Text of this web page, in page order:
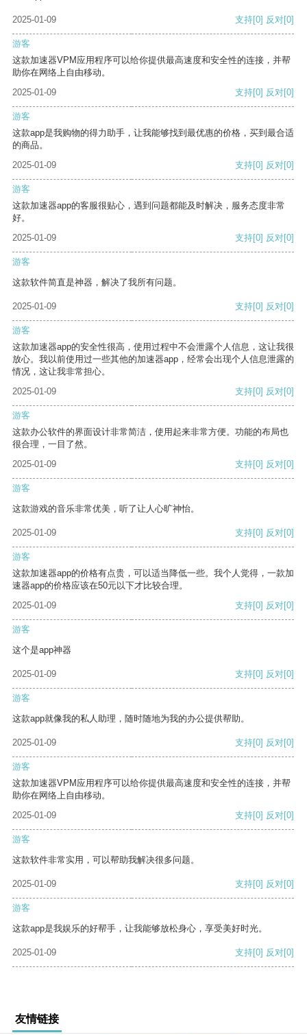
2025-01-09 支持[0] 反对[0]
游客
这款加速器VPM应用程序可以给你提供最高速度和安全性的连接，并帮
助你在网络上自由移动。
2025-01-09
支持[0] 反对[0]
游客
这款app是我购物的得力助手，让我能够找到最优惠的价格，买到最合适
的商品。
2025-01-09
支持[0] 反对[0]
游客
这款加速器app的客服很贴心，遇到问题都能及时解决，服务态度非常
好。
2025-01-09
支持[0] 反对[0]
游客
这款软件简直是神器，解决了我所有问题。
2025-01-09 支持[0] 反对[0]
游客
这款加速器app的安全性很高，使用过程中不会泄露个人信息，这让我很
放心。我以前使用过一些其他的加速器app，经常会出现个人信息泄露的
情况，这让我非常担心。
2025-01-09
支持[0] 反对[0]
游客
这款办公软件的界面设计非常简洁，使用起来非常方便。功能的布局也
很合理，一目了然。
2025-01-09
支持[0] 反对[0]
游客
这款游戏的音乐非常优美，听了让人心旷神怡。
2025-01-09 支持[0] 反对[0]
游客
这款加速器app的价格有点贵，可以适当降低一些。我个人觉得，一款加
速器app的价格应该在50元以下才比较合理。
2025-01-09
支持[0] 反对[0]
游客
这个是app神器
2025-01-09 支持[0] 反对[0]
游客
这款app就像我的私人助理，随时随地为我的办公提供帮助。
2025-01-09 支持[0] 反对[0]
游客
这款加速器VPM应用程序可以给你提供最高速度和安全性的连接，并帮
助你在网络上自由移动。
2025-01-09
支持[0] 反对[0]
游客
这款软件非常实用，可以帮助我解决很多问题。
2025-01-09 支持[0] 反对[0]
游客
这款app是我娱乐的好帮手，让我能够放松身心，享受美好时光。
2025-01-09 支持[0] 反对[0]
友情链接